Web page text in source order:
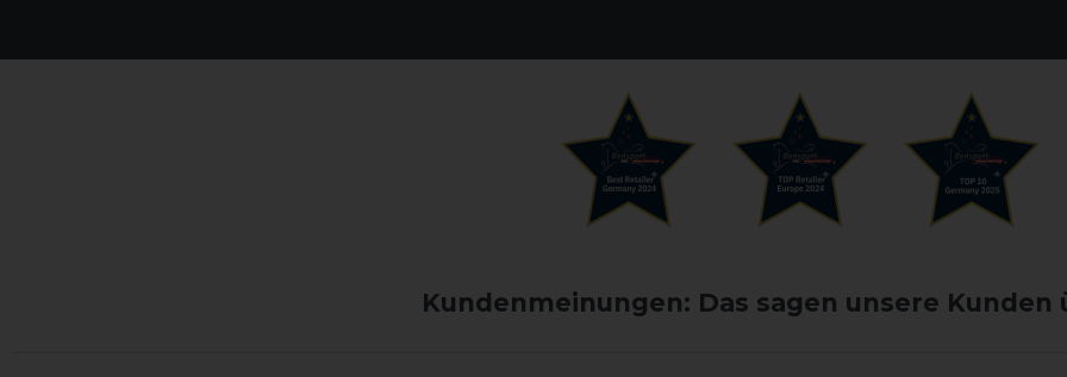
Kundenmeinungen: Das sagen unsere Kunden